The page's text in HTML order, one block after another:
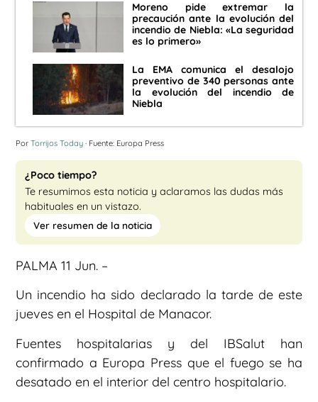
Moreno pide extremar la
precaución ante la evolución del
incendio de Niebla: «La seguridad
es lo primero»
La EMA comunica el desalojo
preventivo de 340 personas ante
la evolución del incendio de
Niebla
Por Torrijos Today · Fuente: Europa Press
¿Poco tiempo?
Te resumimos esta noticia y aclaramos las dudas más
habituales en un vistazo.
Ver resumen de la noticia
PALMA 11 Jun. –
Un incendio ha sido declarado la tarde de este
jueves en el Hospital de Manacor.
Fuentes hospitalarias y del IBSalut han
confirmado a Europa Press que el fuego se ha
desatado en el interior del centro hospitalario.